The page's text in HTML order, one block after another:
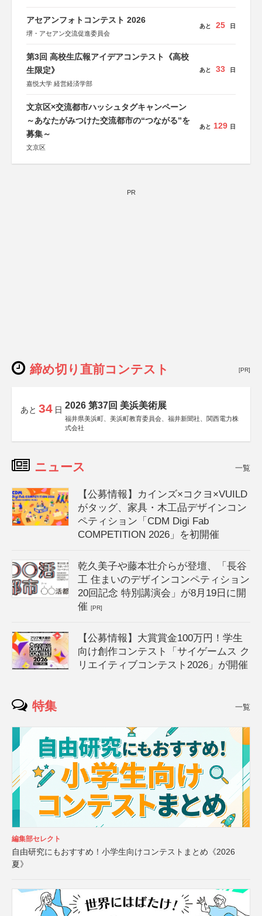
アセアンフォトコンテスト 2026
堺・アセアン交流促進委員会
あと 25 日
第3回 高校生広報アイデアコンテスト《高校
生限定》
嘉悦大学 経営経済学部
あと 33 日
文京区×交流都市ハッシュタグキャンペーン
～あなたがみつけた交流都市の“つながる”を
募集～
文京区
あと 129 日
PR
締め切り直前コンテスト [PR]
あと 34 日 2026 第37回 美浜美術展
福井県美浜町、美浜町教育委員会、福井新聞社、関西電力株
式会社
ニュース 一覧
【公募情報】カインズ×コクヨ×VUILD
がタッグ、家具・木工品デザインコン
ペティション「CDM Digi Fab
COMPETITION 2026」を初開催
乾久美子や藤本壮介らが登壇、「長谷
工 住まいのデザインコンペティション
20回記念 特別講演会」が8月19日に開
催[PR]
【公募情報】大賞賞金100万円！学生
向け創作コンテスト「サイゲームス ク
リエイティブコンテスト2026」が開催
特集 一覧
編集部セレクト
自由研究にもおすすめ！小学生向けコンテストまとめ《2026
夏》